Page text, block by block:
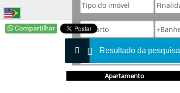
Resultado da pesquisa
Apartamento